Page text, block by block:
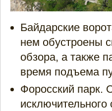
Байдарские
нем обустроены
обзора, а также
время подъема
Форосский парк.
исключительного